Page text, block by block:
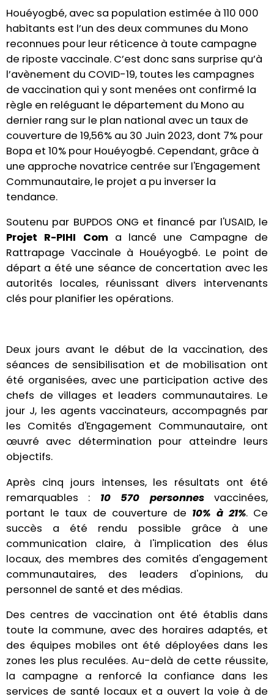
Houéyogbé, avec sa population estimée à 110 000
habitants est l’un des deux communes du Mono
reconnues pour leur réticence à toute campagne
de riposte vaccinale. C’est donc sans surprise qu’à
l’avènement du COVID-19, toutes les campagnes
de vaccination qui y sont menées ont confirmé la
règle en reléguant le département du Mono au
dernier rang sur le plan national avec un taux de
couverture de 19,56% au 30 Juin 2023, dont 7% pour
Bopa et 10% pour Houéyogbé. Cependant, grâce à
une approche novatrice centrée sur l'Engagement
Communautaire, le projet a pu inverser la
tendance.
Soutenu par BUPDOS ONG et financé par l'USAID, le
Projet R-PIHI Coma lancé une Campagne de
Rattrapage Vaccinale à Houéyogbé. Le point de
départ a été une séance de concertation avec les
autorités locales, réunissant divers intervenants
clés pour planifier les opérations.
Deux jours avant le début de la vaccination, des
séances de sensibilisation et de mobilisation ont
été organisées, avec une participation active des
chefs de villages et leaders communautaires. Le
jour J, les agents vaccinateurs, accompagnés par
les Comités d'Engagement Communautaire, ont
œuvré avec détermination pour atteindre leurs
objectifs.
Après cinq jours intenses, les résultats ont été
remarquables : 10 570 personnesvaccinées,
portant le taux de couverture de 10% à 21%. Ce
succès a été rendu possible grâce à une
communication claire, à l'implication des élus
locaux, des membres des comités d'engagement
communautaires, des leaders d'opinions, du
personnel de santé et des médias.
Des centres de vaccination ont été établis dans
toute la commune, avec des horaires adaptés, et
des équipes mobiles ont été déployées dans les
zones les plus reculées. Au-delà de cette réussite,
la campagne a renforcé la confiance dans les
services de santé locaux et a ouvert la voie à de